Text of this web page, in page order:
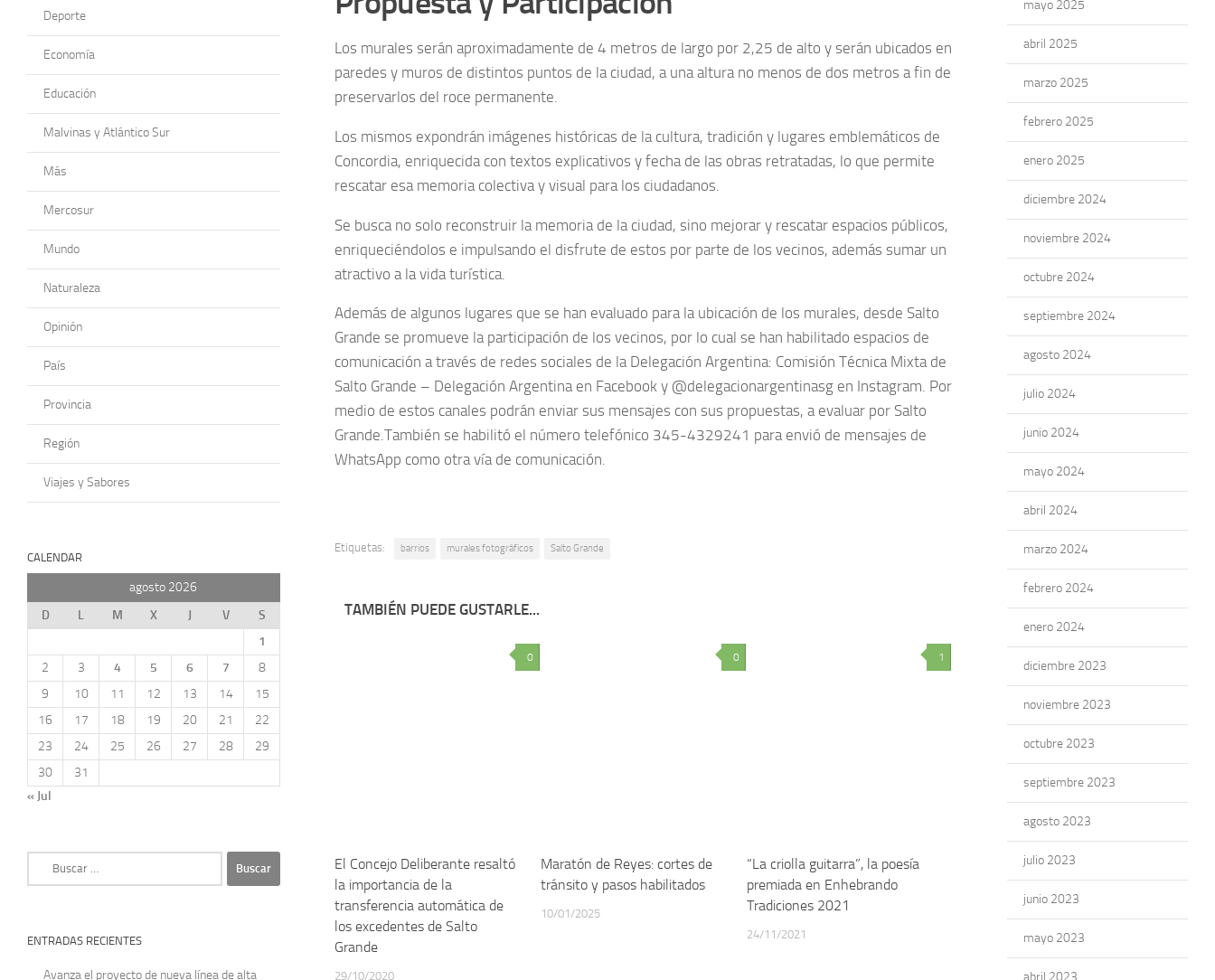
Los murales serán aproximadamente de 4 metros de largo por 2,25 de alto y serán ubicados en
paredes y muros de distintos puntos de la ciudad, a una altura no menos de dos metros a fin de
preservarlos del roce permanente.
Los mismos expondrán imágenes históricas de la cultura, tradición y lugares emblemáticos de
Concordia, enriquecida con textos explicativos y fecha de las obras retratadas, lo que permite
rescatar esa memoria colectiva y visual para los ciudadanos.
Se busca no solo reconstruir la memoria de la ciudad, sino mejorar y rescatar espacios públicos,
enriqueciéndolos e impulsando el disfrute de estos por parte de los vecinos, además sumar un
atractivo a la vida turística.
Además de algunos lugares que se han evaluado para la ubicación de los murales, desde Salto
Grande se promueve la participación de los vecinos, por lo cual se han habilitado espacios de
comunicación a través de redes sociales de la Delegación Argentina: Comisión Técnica Mixta de
Salto Grande – Delegación Argentina en Facebook y @delegacionargentinasg en Instagram. Por
medio de estos canales podrán enviar sus mensajes con sus propuestas, a evaluar por Salto
Grande.También se habilitó el número telefónico 345-4329241 para envió de mensajes de
WhatsApp como otra vía de comunicación.
Etiquetas: barrios murales fotográficos Salto Grande
TAMBIÉN PUEDE GUSTARLE...
0
El Concejo Deliberante resaltó
la importancia de la
transferencia automática de
los excedentes de Salto
Grande
29/10/2020
0
Maratón de Reyes: cortes de
tránsito y pasos habilitados
10/01/2025
1
“La criolla guitarra”, la poesía
premiada en Enhebrando
Tradiciones 2021
24/11/2021
Deporte
Economía
Educación
Malvinas y Atlántico Sur
Más
Mercosur
Mundo
Naturaleza
Opinión
País
Provincia
Región
Viajes y Sabores
CALENDAR
agosto 2026
D
L M X J V
S
1
2
3 4 5 6 7
8
9
10 11 12 13 14
15
16
17 18 19 20 21
22
23
24 25 26 27 28
29
30
31
« Jul
ENTRADAS RECIENTES
Avanza el proyecto de nueva línea de alta
mayo 2025
abril 2025
marzo 2025
febrero 2025
enero 2025
diciembre 2024
noviembre 2024
octubre 2024
septiembre 2024
agosto 2024
julio 2024
junio 2024
mayo 2024
abril 2024
marzo 2024
febrero 2024
enero 2024
diciembre 2023
noviembre 2023
octubre 2023
septiembre 2023
agosto 2023
julio 2023
junio 2023
mayo 2023
abril 2023